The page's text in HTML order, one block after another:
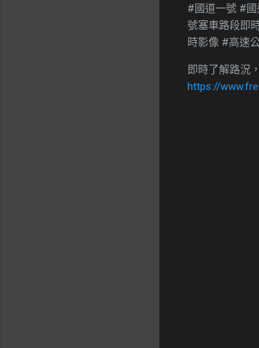
#國道一號 #
號塞車路段即
時影像 #高速
即時了解路況
https://